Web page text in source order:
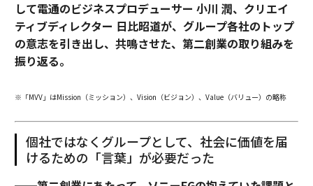
して電通のビジネスプロデューサー 小川 潤、クリエイ
ティブディレクター 日比昭道が、グループ各社のトップ
の意志を引き出し、共鳴させた、第二創業の取り組みを
振り返る。
※「MVV」はMission（ミッション）、Vision（ビジョン）、Value（バリュー）の略称
個社ではなくグループとして、社会に価値を届
けるための「言葉」が必要だった